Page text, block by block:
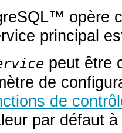
™ opère
principal
peut être
de
de
par défaut